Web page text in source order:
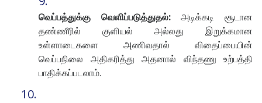
வெப்பத்துக்கு வெளிப்படுத்துதல்:அடிக்கடி சூடான
தண்ணீரில் குளியல் அல்லது இறுக்கமான
உள்ளாடைகளை அணிவதால் விதைப்பையின்
வெப்பநிலை அதிகரித்து அதனால் விந்தணு உற்பத்தி
பாதிக்கப்படலாம்.